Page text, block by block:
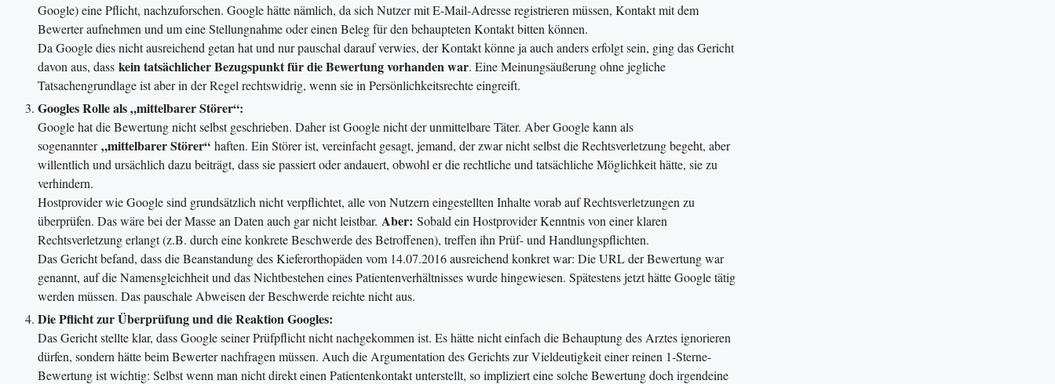
Google) eine Pflicht, nachzuforschen. Google hätte nämlich, da sich Nutzer mit E-Mail-Adresse registrieren müssen, Kontakt mit dem
Bewerter aufnehmen und um eine Stellungnahme oder einen Beleg für den behaupteten Kontakt bitten können.
Da Google dies nicht ausreichend getan hat und nur pauschal darauf verwies, der Kontakt könne ja auch anders erfolgt sein, ging das Gericht
davon aus, dass kein tatsächlicher Bezugspunkt für die Bewertung vorhanden war. Eine Meinungsäußerung ohne jegliche
Tatsachengrundlage ist aber in der Regel rechtswidrig, wenn sie in Persönlichkeitsrechte eingreift.
Googles Rolle als „mittelbarer Störer“:
Google hat die Bewertung nicht selbst geschrieben. Daher ist Google nicht der unmittelbare Täter. Aber Google kann als
sogenannter„mittelbarer Störer“ haften. Ein Störer ist, vereinfacht gesagt, jemand, der zwar nicht selbst die Rechtsverletzung begeht, aber
willentlich und ursächlich dazu beiträgt, dass sie passiert oder andauert, obwohl er die rechtliche und tatsächliche Möglichkeit hätte, sie zu
verhindern.
Hostprovider wie Google sind grundsätzlich nicht verpflichtet, alle von Nutzern eingestellten Inhalte vorab auf Rechtsverletzungen zu
überprüfen. Das wäre bei der Masse an Daten auch gar nicht leistbar. Aber: Sobald ein Hostprovider Kenntnis von einer klaren
Rechtsverletzung erlangt (z.B. durch eine konkrete Beschwerde des Betroffenen), treffen ihn Prüf- und Handlungspflichten.
Das Gericht befand, dass die Beanstandung des Kieferorthopäden vom 14.07.2016 ausreichend konkret war: Die URL der Bewertung war
genannt, auf die Namensgleichheit und das Nichtbestehen eines Patientenverhältnisses wurde hingewiesen. Spätestens jetzt hätte Google tätig
werden müssen. Das pauschale Abweisen der Beschwerde reichte nicht aus.
Die Pflicht zur Überprüfung und die Reaktion Googles:
Das Gericht stellte klar, dass Google seiner Prüfpflicht nicht nachgekommen ist. Es hätte nicht einfach die Behauptung des Arztes ignorieren
dürfen, sondern hätte beim Bewerter nachfragen müssen. Auch die Argumentation des Gerichts zur Vieldeutigkeit einer reinen 1-Sterne-
Bewertung ist wichtig: Selbst wenn man nicht direkt einen Patientenkontakt unterstellt, so impliziert eine solche Bewertung doch irgendeine